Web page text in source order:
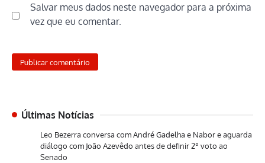
Salvar meus dados neste navegador para a próxima
vez que eu comentar.
Últimas Notícias
Leo Bezerra conversa com André Gadelha e Nabor e aguarda
diálogo com João Azevêdo antes de definir 2º voto ao
Senado